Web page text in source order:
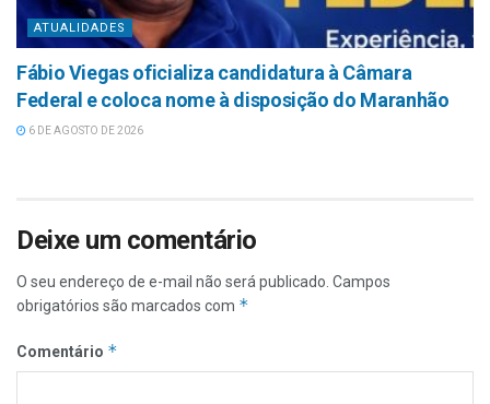
ATUALIDADES
Fábio Viegas oficializa candidatura à Câmara
Federal e coloca nome à disposição do Maranhão
6 DE AGOSTO DE 2026
Deixe um comentário
O seu endereço de e-mail não será publicado. Campos
obrigatórios são marcados com *
Comentário *